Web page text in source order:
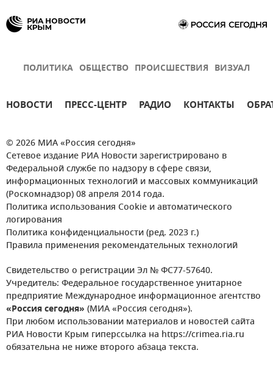
ПОЛИТИКА ОБЩЕСТВО ПРОИСШЕСТВИЯ ВИЗУАЛ
НОВОСТИ ПРЕСС-ЦЕНТР РАДИО КОНТАКТЫ
© 2026 МИА «Россия сегодня»
Сетевое издание РИА Новости зарегистрировано в
Федеральной службе по надзору в сфере связи,
информационных технологий и массовых коммуникаций
(Роскомнадзор) 08 апреля 2014 года.
Политика использования Cookie и автоматического
логирования
Политика конфиденциальности (ред. 2023 г.)
Правила применения рекомендательных технологий
Свидетельство о регистрации Эл № ФС77-57640.
Учредитель: Федеральное государственное унитарное
предприятие Международное информационное агентство
«Россия сегодня» (МИА «Россия сегодня»).
При любом использовании материалов и новостей сайта
РИА Новости Крым гиперссылка на https://crimea.ria.ru
обязательна не ниже второго абзаца текста.